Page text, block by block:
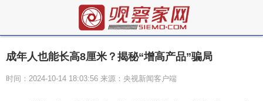
成年人也能长高8厘米？揭秘“增高产品”骗局
时间：2024-10-14 18:03:56 来源：央视新闻客户端